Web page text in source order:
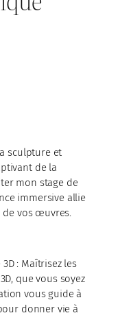
sculpture et
de la
mon stage de
immersive allie
de vos œuvres.
: Maîtrisez les
que vous soyez
vous guide à
donner vie à